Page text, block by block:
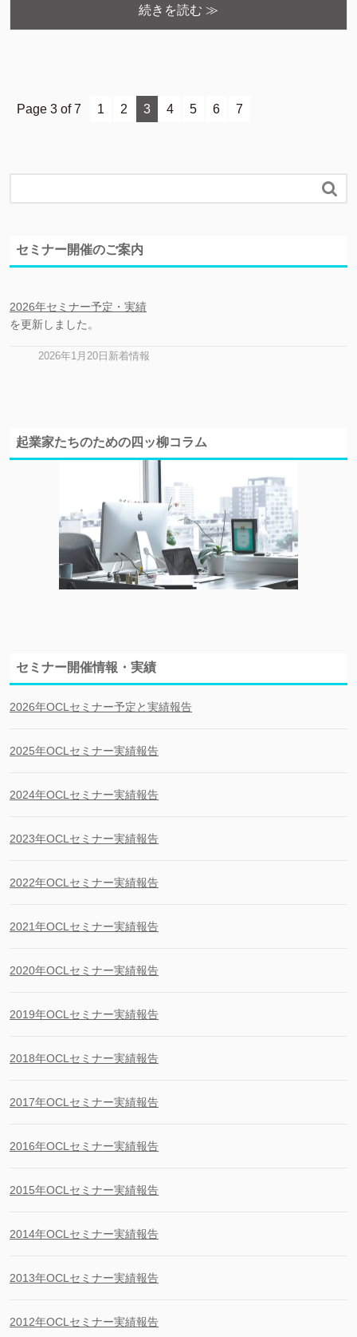
続きを読む ≫
Page 3 of 7 1 2 3 4 5 6 7

セミナー開催のご案内
2026年セミナー予定・実績
を更新しました。
2026年1月20日新着情報
起業家たちのための四ッ柳コラム
セミナー開催情報・実績
2026年OCLセミナー予定と実績報告
2025年OCLセミナー実績報告
2024年OCLセミナー実績報告
2023年OCLセミナー実績報告
2022年OCLセミナー実績報告
2021年OCLセミナー実績報告
2020年OCLセミナー実績報告
2019年OCLセミナー実績報告
2018年OCLセミナー実績報告
2017年OCLセミナー実績報告
2016年OCLセミナー実績報告
2015年OCLセミナー実績報告
2014年OCLセミナー実績報告
2013年OCLセミナー実績報告
2012年OCLセミナー実績報告